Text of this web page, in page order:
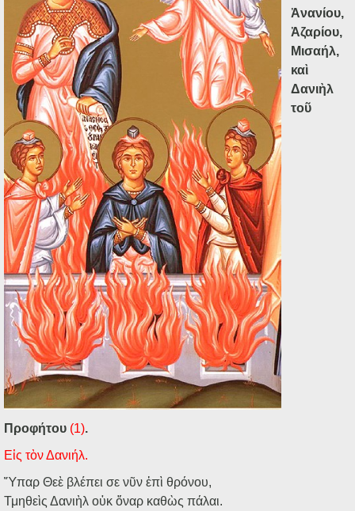
Ἀνανίου,
Ἀζαρίου,
Μισαήλ,
καὶ
Δανιὴλ
τοῦ
Προφήτου (1).
Εἰς τὸν Δανιήλ.
Ὕπαρ Θεὲ βλέπει σε νῦν ἐπὶ θρόνου,
Τμηθεὶς Δανιὴλ οὐκ ὄναρ καθὼς πάλαι.